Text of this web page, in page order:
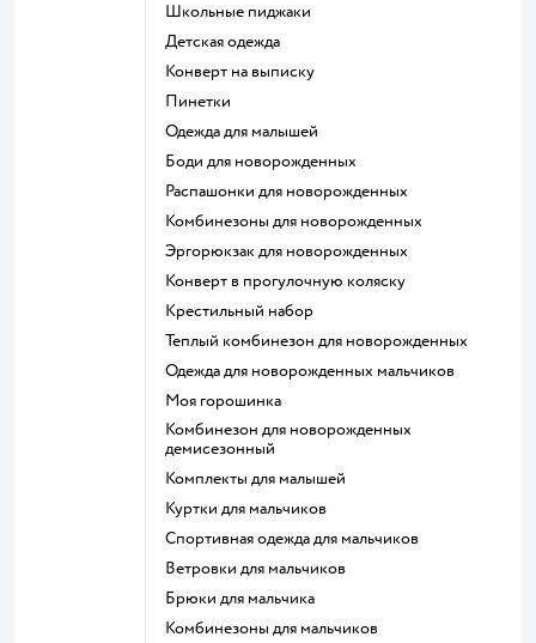
Школьные пиджаки
Детская одежда
Конверт на выписку
Пинетки
Одежда для малышей
Боди для новорожденных
Распашонки для новорожденных
Комбинезоны для новорожденных
Эргорюкзак для новорожденных
Конверт в прогулочную коляску
Крестильный набор
Теплый комбинезон для новорожденных
Одежда для новорожденных мальчиков
Моя горошинка
Комбинезон для новорожденных
демисезонный
Комплекты для малышей
Куртки для мальчиков
Спортивная одежда для мальчиков
Ветровки для мальчиков
Брюки для мальчика
Комбинезоны для мальчиков